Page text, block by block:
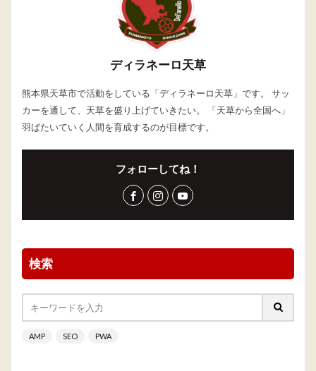
ディラネーロ天草
熊本県天草市で活動をしている「ディラネーロ天草」です。 サッ
カーを通して、天草を盛り上げていきたい。 「天草から全国へ」
羽ばたいていく人間を育成するのが目標です。
フォローしてね！
検索
AMP SEO PWA